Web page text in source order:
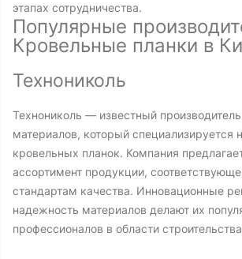
этапах сотрудничества.
Популярные
Кровельные планки в
Технониколь
Технониколь — известный
материалов, который специализируется
кровельных планок. Компания
ассортимент продукции,
стандартам качества. Инновационные
надежность материалов делают их
профессионалов в области